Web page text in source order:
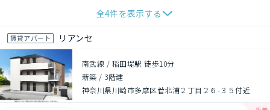
全4件を表示する
賃貸アパート リアンセ
南武線 / 稲田堤駅 徒歩10分
新築 / 3階建
神奈川県川崎市多摩区菅北浦２丁目２６-３５付近